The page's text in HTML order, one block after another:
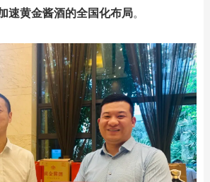
速黄金酱酒的全国化布局。